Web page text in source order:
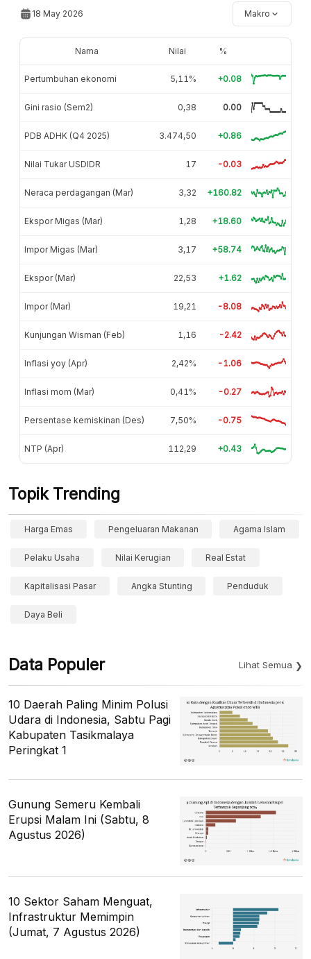
18 May 2026 Makro
Nama Nilai %
Pertumbuhan ekonomi 5,11% +0.08
Gini rasio (Sem2) 0,38 0.00
PDB ADHK (Q4 2025) 3.474,50 +0.86
Nilai Tukar USDIDR 17 -0.03
Neraca perdagangan (Mar) 3,32 +160.82
Ekspor Migas (Mar) 1,28 +18.60
Impor Migas (Mar) 3,17 +58.74
Ekspor (Mar) 22,53 +1.62
Impor (Mar) 19,21 -8.08
Kunjungan Wisman (Feb) 1,16 -2.42
Inflasi yoy (Apr) 2,42% -1.06
Inflasi mom (Mar) 0,41% -0.27
Persentase kemiskinan (Des) 7,50% -0.75
NTP (Apr) 112,29 +0.43
Topik Trending
Harga Emas Pengeluaran Makanan Agama Islam
Pelaku Usaha Nilai Kerugian Real Estat
Kapitalisasi Pasar Angka Stunting Penduduk
Daya Beli
Data Populer Lihat Semua
10 Daerah Paling Minim Polusi
Udara di Indonesia, Sabtu Pagi
Kabupaten Tasikmalaya
Peringkat 1
Gunung Semeru Kembali
Erupsi Malam Ini (Sabtu, 8
Agustus 2026)
10 Sektor Saham Menguat,
Infrastruktur Memimpin
(Jumat, 7 Agustus 2026)